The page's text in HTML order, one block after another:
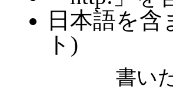
日本語を
ト)
書い